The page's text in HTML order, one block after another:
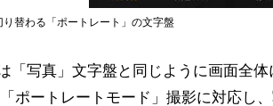
替わる「ポートレート」の文字盤
「写真」文字盤と同じように画面全
ポートレートモード」撮影に対応し